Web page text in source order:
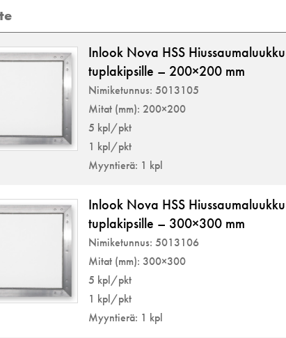
Inlook Nova HSS Hiussaumaluukku
tuplakipsille – 200×200 mm
Nimiketunnus: 5013105
Mitat (mm): 200×200
5 kpl/pkt
1 kpl/pkt
Myyntierä: 1 kpl
Inlook Nova HSS Hiussaumaluukku
tuplakipsille – 300×300 mm
Nimiketunnus: 5013106
Mitat (mm): 300×300
5 kpl/pkt
1 kpl/pkt
Myyntierä: 1 kpl